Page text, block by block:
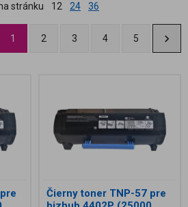
stránku 12 24 36
1 2 3 4 5
Čierny toner TNP-57 pre